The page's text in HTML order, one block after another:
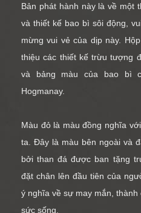
Bản phát hành này là về một
và thiết kế bao bì sôi động,
mừng vui vẻ của dịp này.
thiệu các thiết kế trừu tượng
và bảng màu của bao bì
Hogmanay.
Màu đỏ là màu đồng nghĩa
ta. Đây là màu bên ngoài và
bởi than đá được ban tặng
đặt chân lên đầu tiên của
ý nghĩa về sự may mắn,
sức sống.